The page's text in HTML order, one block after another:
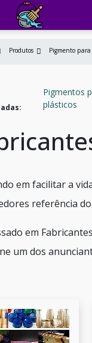
Produtos Pigmento
Pigmentos
plásticos
em facilitar a
referência
em
um dos